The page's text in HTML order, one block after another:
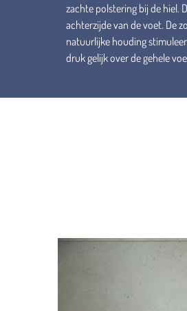
zachte polstering bij de hiel.
achterzijde van de voet. De
natuurlijke houding
druk gelijk over de gehele